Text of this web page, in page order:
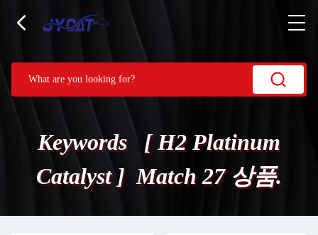
Keywords [ H2 Platinum
Catalyst ] Match 27 상품.